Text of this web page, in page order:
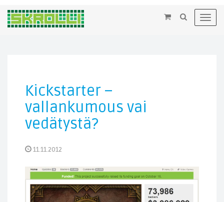
×
Kickstarter –
vallankumous vai
vedätystä?
11.11.2012